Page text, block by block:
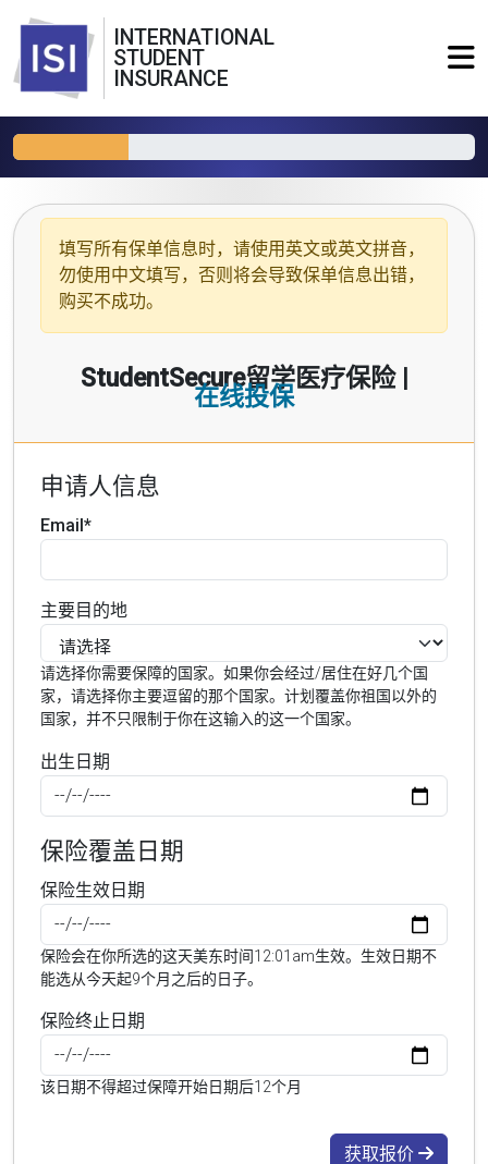
INTERNATIONAL
STUDENT
INSURANCE
填写所有保单信息时，请使用 英文或英文拼音，
勿使用中文填写，否则将会导致保单信息出错，
购买不成功。
StudentSecure留学医疗保险 |
在线投保
申请人信息
Email*
主要目的地
请选择你需要保障的国家。如果你会经过/居住在好几个国
家，请选择你主要逗留的那个国家。计划覆盖你祖国以外的
国家，并不只限制于你在这输入的这一个国家。
出生日期
保险覆盖日期
保险生效日期
保险会在你所选的这天美东时间12:01am生效。生效日期不
能选从今天起9个月之后的日子。
保险终止日期
该日期不得超过保障开始日期后12个月
获取报价